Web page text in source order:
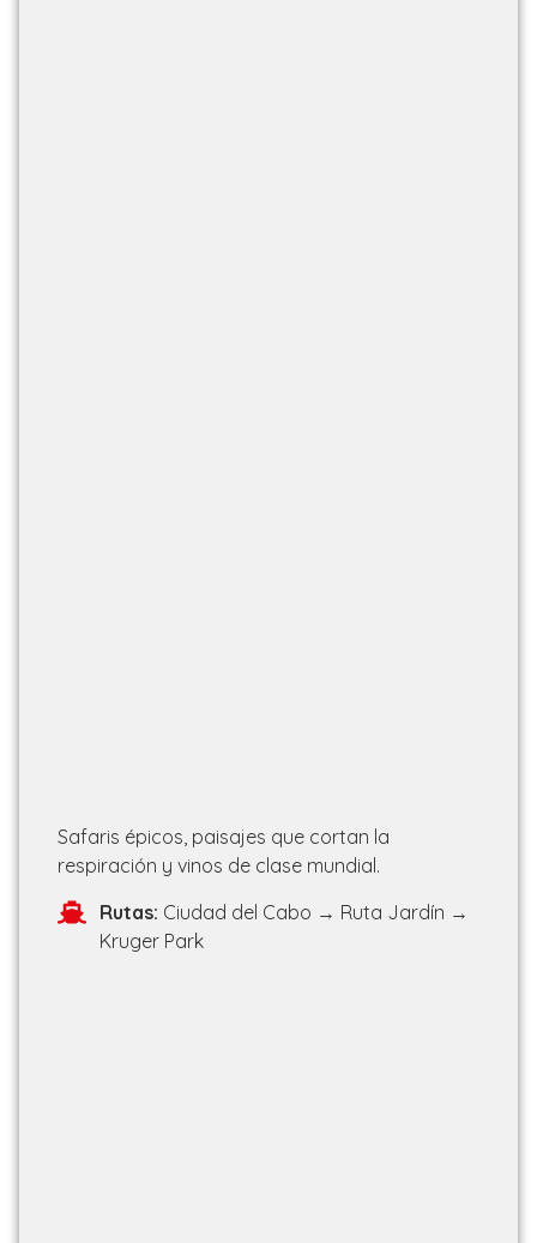
Safaris épicos, paisajes que cortan la
respiración y vinos de clase mundial.
Rutas: Ciudad del Cabo → Ruta Jardín →
Kruger Park